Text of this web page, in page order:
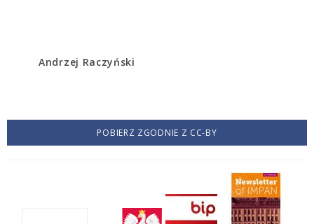
Andrzej Raczyński
POBIERZ ZGODNIE Z CC-BY